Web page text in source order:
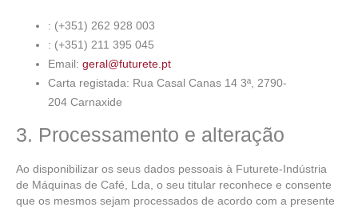
: (+351) 262 928 003
: (+351) 211 395 045
Email: geral@futurete.pt
Carta registada: Rua Casal Canas 14 3ª, 2790-
204 Carnaxide
3. Processamento e alteração
Ao disponibilizar os seus dados pessoais à Futurete-Indústria
de Máquinas de Café, Lda, o seu titular reconhece e consente
que os mesmos sejam processados de acordo com a presente